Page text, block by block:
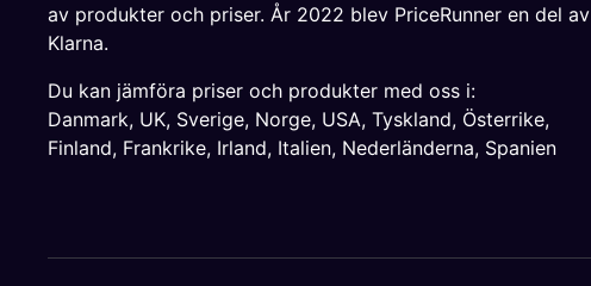
av produkter och priser. År 2022 blev PriceRunner en del av
Klarna.
Du kan jämföra priser och produkter med oss i:
Danmark, UK, Sverige, Norge, USA, Tyskland, Österrike,
Finland, Frankrike, Irland, Italien, Nederländerna, Spanien